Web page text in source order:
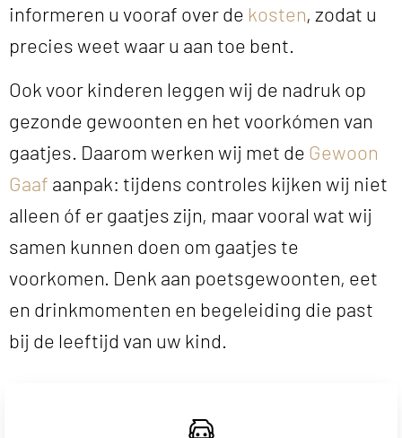
informeren u vooraf over de kosten, zodat u
precies weet waar u aan toe bent.
Ook voor kinderen leggen wij de nadruk op
gezonde gewoonten en het voorkómen van
gaatjes. Daarom werken wij met de Gewoon
Gaaf aanpak: tijdens controles kijken wij niet
alleen óf er gaatjes zijn, maar vooral wat wij
samen kunnen doen om gaatjes te
voorkomen. Denk aan poetsgewoonten, eet
en drinkmomenten en begeleiding die past
bij de leeftijd van uw kind.